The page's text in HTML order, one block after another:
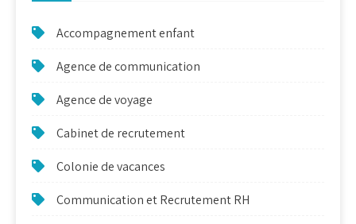
Accompagnement enfant
Agence de communication
Agence de voyage
Cabinet de recrutement
Colonie de vacances
Communication et Recrutement RH